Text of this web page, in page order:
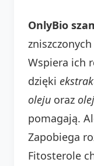
OnlyBio
Wspiera ich
dzięki
oleju oraz
pomagają.
Zapobiega
Fitosterole